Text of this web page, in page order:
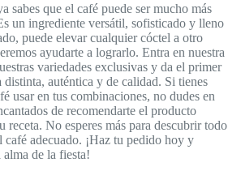
sabes que el café puede ser mucho más
un ingrediente versátil, sofisticado y lleno
puede elevar cualquier cóctel a otro
ayudarte a lograrlo. Entra en nuestra
variedades exclusivas y da el primer
distinta, auténtica y de calidad. Si tienes
usar en tus combinaciones, no dudes en
de recomendarte el producto
receta. No esperes más para descubrir todo
adecuado. ¡Haz tu pedido hoy y
de la fiesta!